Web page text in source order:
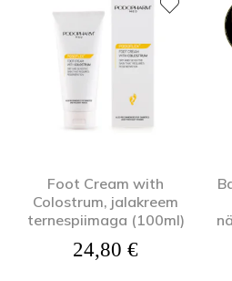
Foot Cream with
Colostrum, jalakreem
ternespiimaga (100ml)
24,80 €